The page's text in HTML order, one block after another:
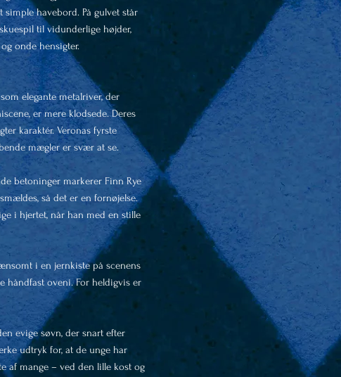
havebord. På gulvet står
til vidunderlige højder,
onde hensigter.
elegante metalriver, der
er mere klodsede. Deres
karaktér. Veronas fyrste
mægler er svær at se.
betoninger markerer Finn Rye
så det er en fornøjelse.
i hjertet, når han med en stille
i en jernkiste på scenens
håndfast oveni. For heldigvis er
evige søvn, der snart efter
udtryk for, at de unge har
af mange – ved den lille kost og